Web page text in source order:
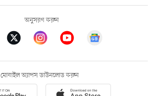
অনুসরণ করুন
মোবাইল অ্যাপস ডাউনলোড করুন